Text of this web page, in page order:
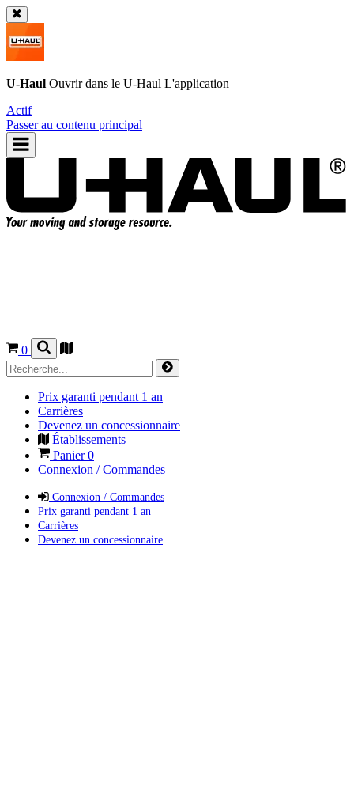
U-Haul Ouvrir dans le U-Haul L'application
Actif
Passer au contenu principal
0
Prix garanti pendant 1 an
Carrières
Devenez un concessionnaire
Établissements
Panier0
Connexion / Commandes
Connexion / Commandes
Prix garanti pendant 1 an
Carrières
Devenez un concessionnaire